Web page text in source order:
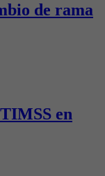
de rama
en